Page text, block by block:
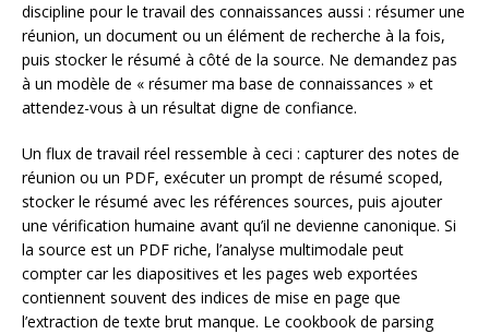
discipline pour le travail des connaissances aussi : résumer une
réunion, un document ou un élément de recherche à la fois,
puis stocker le résumé à côté de la source. Ne demandez pas
à un modèle de « résumer ma base de connaissances » et
attendez-vous à un résultat digne de confiance.
Un flux de travail réel ressemble à ceci : capturer des notes de
réunion ou un PDF, exécuter un prompt de résumé scoped,
stocker le résumé avec les références sources, puis ajouter
une vérification humaine avant qu’il ne devienne canonique. Si
la source est un PDF riche, l’analyse multimodale peut
compter car les diapositives et les pages web exportées
contiennent souvent des indices de mise en page que
l’extraction de texte brut manque. Le cookbook de parsing